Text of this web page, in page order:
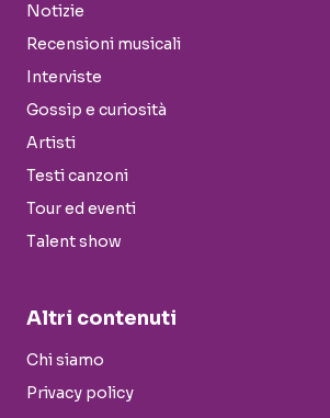
Notizie
Recensioni musicali
Interviste
Gossip e curiosità
Artisti
Testi canzoni
Tour ed eventi
Talent show
Altri contenuti
Chi siamo
Privacy policy